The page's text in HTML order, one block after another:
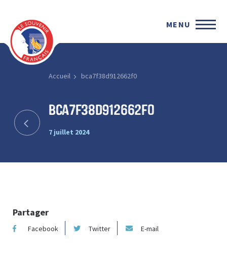
MENU
Accueil bca7f38d912662f0
bca7f38d912662f0
7 juillet 2024
Partager
Facebook Twitter E-mail